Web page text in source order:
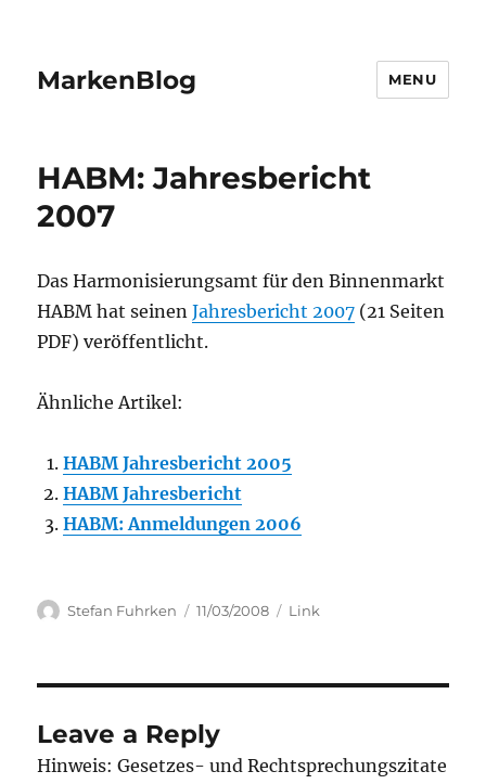
MarkenBlog MENU
HABM: Jahresbericht
2007
Das Harmonisierungsamt für den Binnenmarkt
HABM hat seinenJahresbericht 2007 (21 Seiten
PDF) veröffentlicht.
Ähnliche Artikel:
HABM Jahresbericht 2005
HABM Jahresbericht
HABM: Anmeldungen 2006
Author
Stefan Fuhrken
Posted
11/03/2008 Categories
Link
Leave a Reply
Hinweis: Gesetzes- und Rechtsprechungszitate